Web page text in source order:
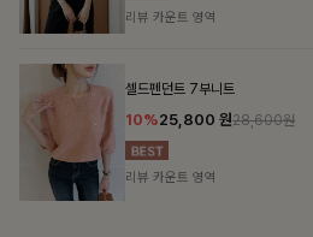
리뷰 카운트 영역
헨틴링클 날개티셔츠+치마바지SET
12%29,900원33,900원
리뷰 카운트 영역